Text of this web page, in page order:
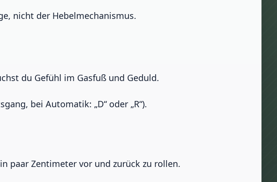
nicht der Hebelmechanismus.
du Gefühl im Gasfuß und Geduld.
bei Automatik: „D“ oder „R“).
paar Zentimeter vor und zurück zu rollen.